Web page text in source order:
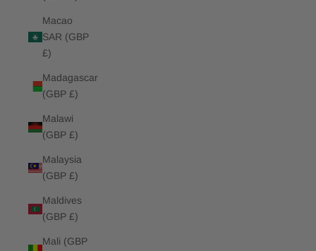
Macao
SAR (GBP
£)
Madagascar
(GBP £)
Malawi
(GBP £)
Malaysia
(GBP £)
Maldives
(GBP £)
Mali (GBP